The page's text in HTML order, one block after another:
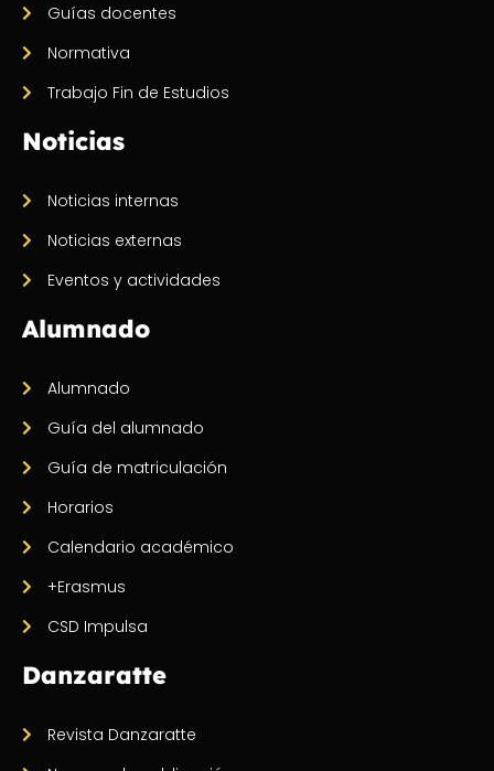
Guías docentes
Normativa
Trabajo Fin de Estudios
Noticias
Noticias internas
Noticias externas
Eventos y actividades
Alumnado
Alumnado
Guía del alumnado
Guía de matriculación
Horarios
Calendario académico
+Erasmus
CSD Impulsa
Danzaratte
Revista Danzaratte